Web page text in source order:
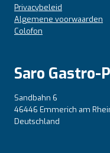
Privacybeleid
Algemene voorwaarden
Colofon
Saro Gastro-
Sandbahn 6
46446 Emmerich am
Deutschland